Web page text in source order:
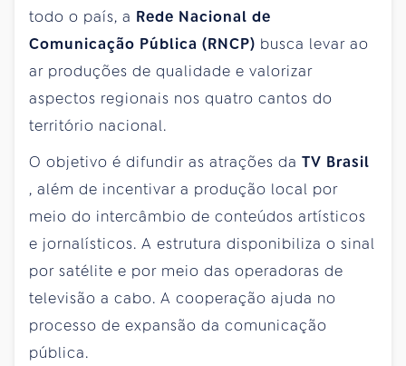
todo o país, a Rede Nacional de
Comunicação Pública (RNCP) busca levar ao
ar produções de qualidade e valorizar
aspectos regionais nos quatro cantos do
território nacional.
O objetivo é difundir as atrações da TV Brasil
, além de incentivar a produção local por
meio do intercâmbio de conteúdos artísticos
e jornalísticos. A estrutura disponibiliza o sinal
por satélite e por meio das operadoras de
televisão a cabo. A cooperação ajuda no
processo de expansão da comunicação
pública.